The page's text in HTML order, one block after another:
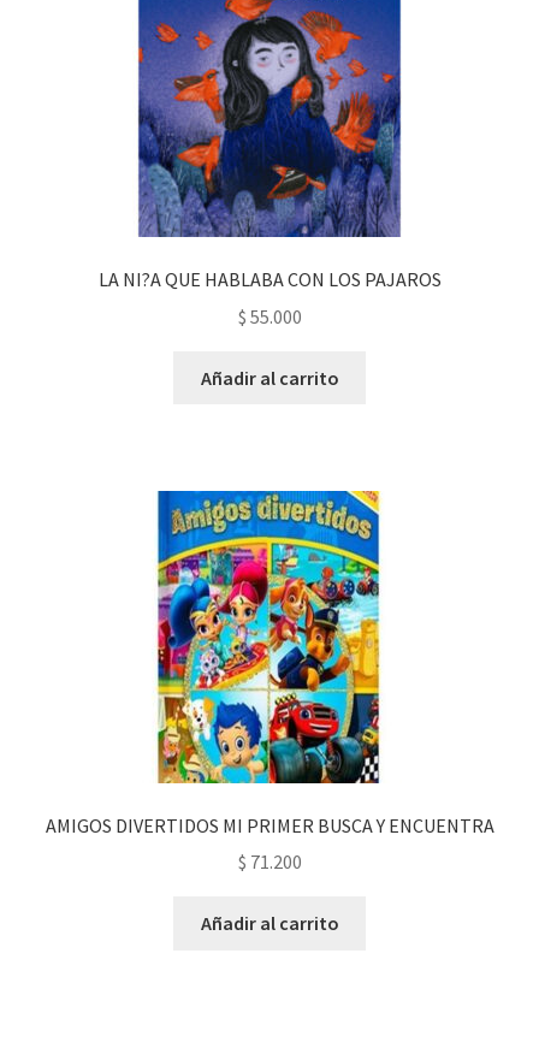
LA NI?A QUE HABLABA CON LOS PAJAROS
$ 55.000
Añadir al carrito
AMIGOS DIVERTIDOS MI PRIMER BUSCA Y ENCUENTRA
$ 71.200
Añadir al carrito